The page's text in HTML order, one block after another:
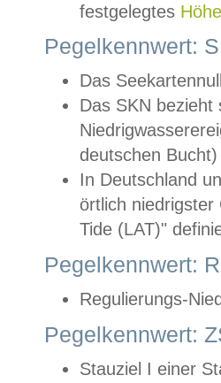
festgelegtes
Pegelkennwert:
Das
Das SKN
deutschen
In Deutschland
örtlich
Tide (LAT)"
Pegelkennwert:
Regulierungs-
Pegelkennwert:
Stauziel I einer